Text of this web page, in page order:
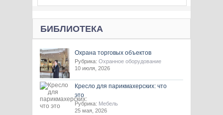
БИБЛИОТЕКА
Охрана торговых объектов
Рубрика: Охранное оборудование
10 июля, 2026
Кресло для парикмахерских: что
это
Рубрика: Мебель
25 мая, 2026